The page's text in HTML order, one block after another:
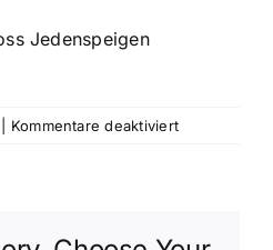
Jedenspeigen
Kommentare deaktiviertfür